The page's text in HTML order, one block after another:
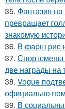
35. Фантазия
превращает
знакомую
36. B фapш pиc
37. Спортсмены
две награды на
38. Vogue
официально
39. В